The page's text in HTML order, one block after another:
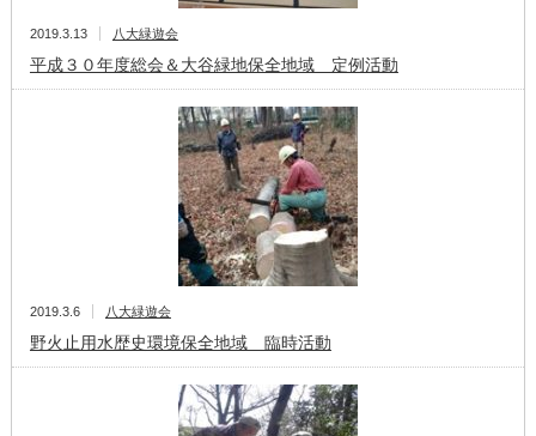
2019.3.13 八大緑遊会
平成３０年度総会＆大谷緑地保全地域 定例活動
2019.3.6 八大緑遊会
野火止用水歴史環境保全地域 臨時活動